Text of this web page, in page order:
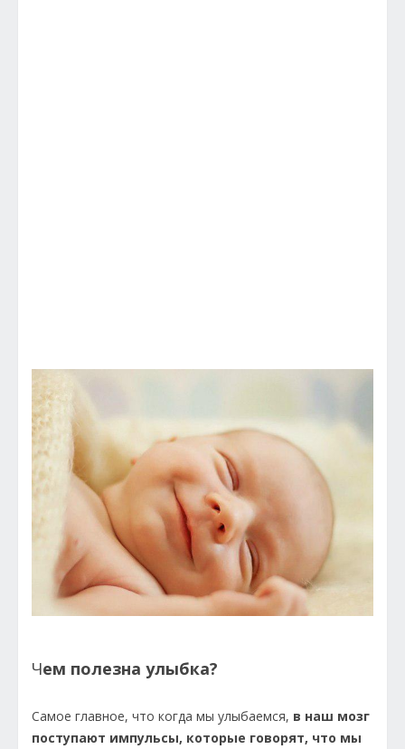
Чем полезна улыбка?
Самое главное, что когда мы улыбаемся, в наш мозг
поступают импульсы, которые говорят, что мы